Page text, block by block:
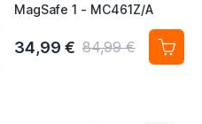
MagSafe 1 - MC461Z/A
34,99 € 84,99 €